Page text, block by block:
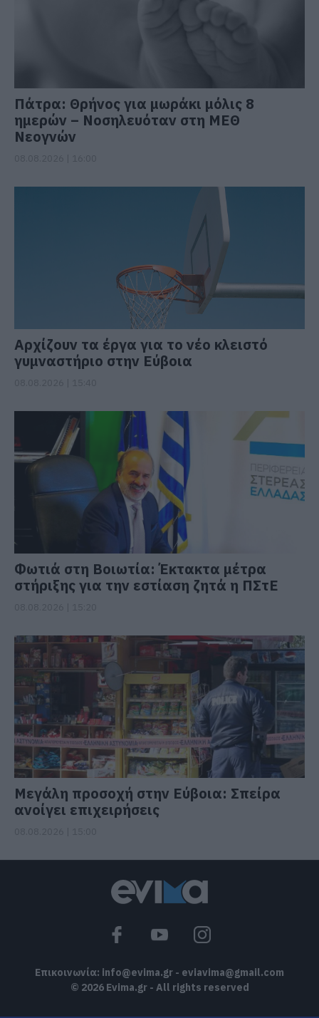
Πάτρα: Θρήνος για μωράκι μόλις 8
ημερών – Νοσηλευόταν στη ΜΕΘ
Νεογνών
Αρχίζουν τα έργα για το νέο κλειστό
γυμναστήριο στην Εύβοια
Φωτιά στη Βοιωτία: Έκτακτα μέτρα
στήριξης για την εστίαση ζητά η ΠΣτΕ
Μεγάλη προσοχή στην Εύβοια: Σπείρα
ανοίγει επιχειρήσεις
Επικοινωνία: info@evima.gr - eviavima@gmail.com
© 2026 Evima.gr - All rights reserved